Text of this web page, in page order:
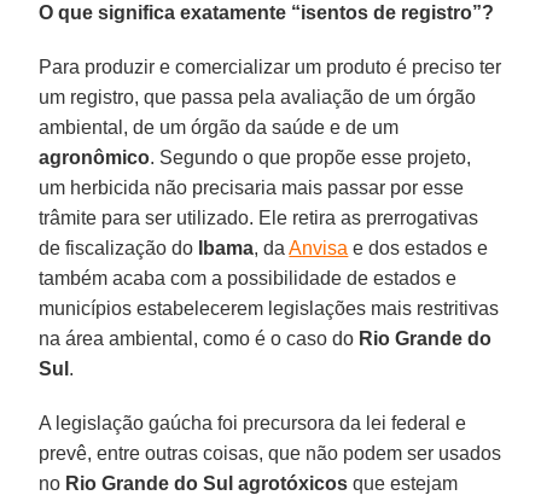
O que significa exatamente “isentos de registro”?
Para produzir e comercializar um produto é preciso ter
um registro, que passa pela avaliação de um órgão
ambiental, de um órgão da saúde e de um
agronômico. Segundo o que propõe esse projeto,
um herbicida não precisaria mais passar por esse
trâmite para ser utilizado. Ele retira as prerrogativas
de fiscalização do
Ibama, daAnvisa e dos estados e
também acaba com a possibilidade de estados e
municípios estabelecerem legislações mais restritivas
na área ambiental, como é o caso do Rio Grande do
Sul .
A legislação gaúcha foi precursora da lei federal e
prevê, entre outras coisas, que não podem ser usados
no Rio Grande do Sul agrotóxicos que estejam